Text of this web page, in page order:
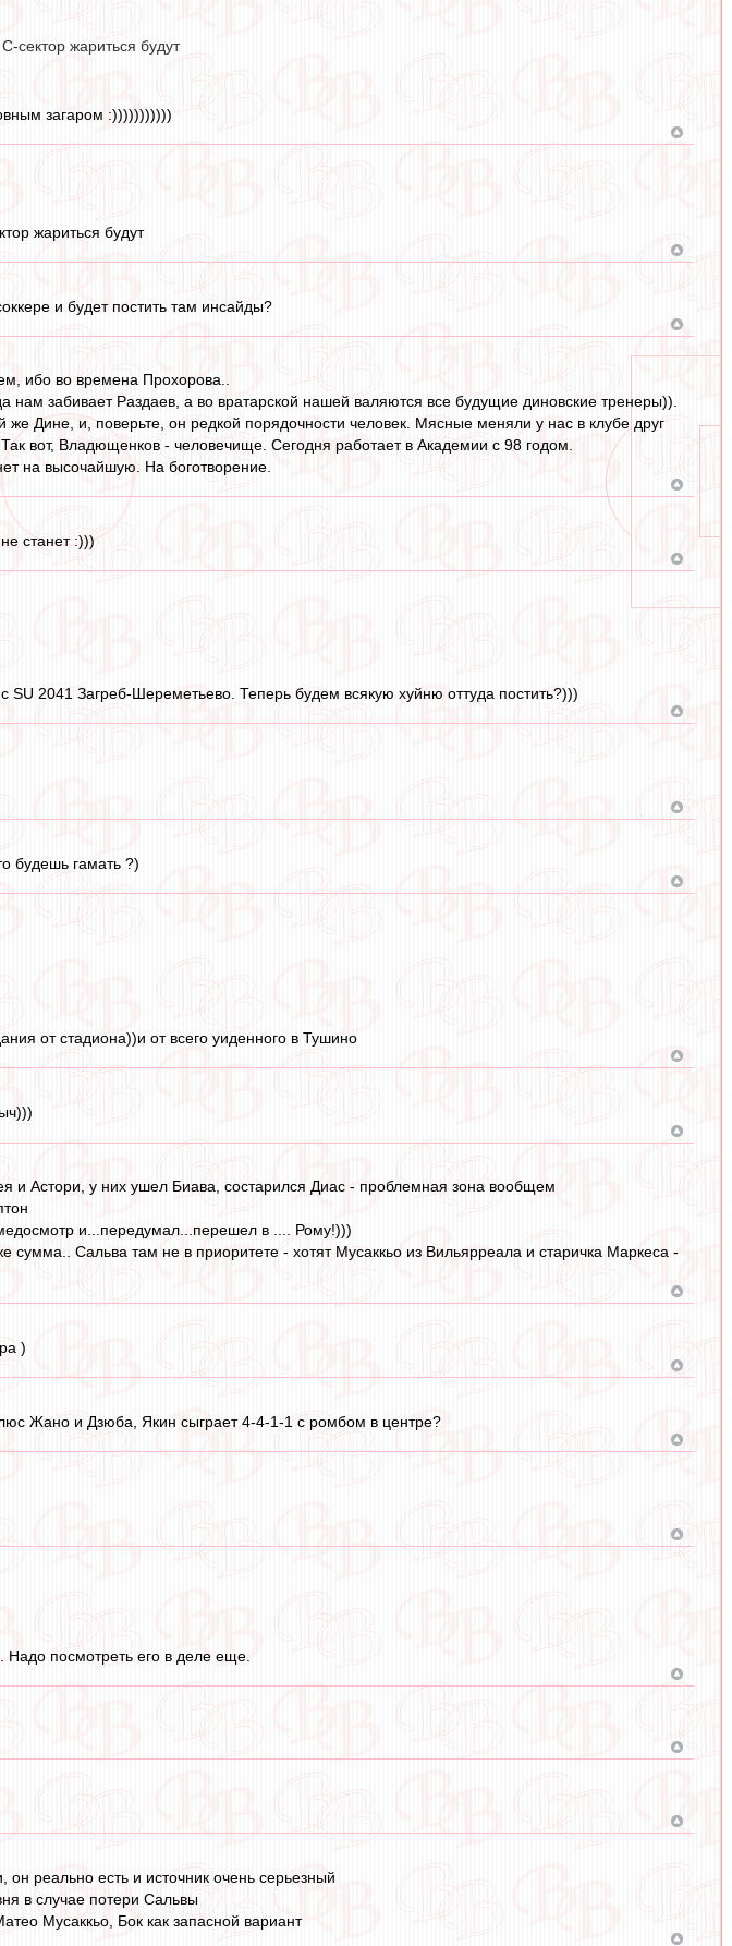
сектор жариться будут
загаром :)))))))))))
жариться будут
и будет постить там инсайды?
ибо во времена Прохорова..
нам забивает Раздаев, а во вратарской нашей валяются все будущие диновские тренеры)).
Дине, и, поверьте, он редкой порядочности человек. Мясные меняли у нас в клубе друг
вот, Владющенков - человечище. Сегодня работает в Академии с 98 годом.
на высочайшую. На боготворение.
станет :)))
SU 2041 Загреб-Шереметьево. Теперь будем всякую хуйню оттуда постить?)))
будешь гамать ?)
от стадиона))и от всего уиденного в Тушино
и Астори, у них ушел Биава, состарился Диас - проблемная зона вообщем
и...передумал...перешел в .... Рому!)))
Сальва там не в приоритете - хотят Мусаккьо из Вильярреала и старичка Маркеса -
)
Жано и Дзюба, Якин сыграет 4-4-1-1 с ромбом в центре?
Надо посмотреть его в деле еще.
реально есть и источник очень серьезный
в случае потери Сальвы
Мусаккьо, Бок как запасной вариант